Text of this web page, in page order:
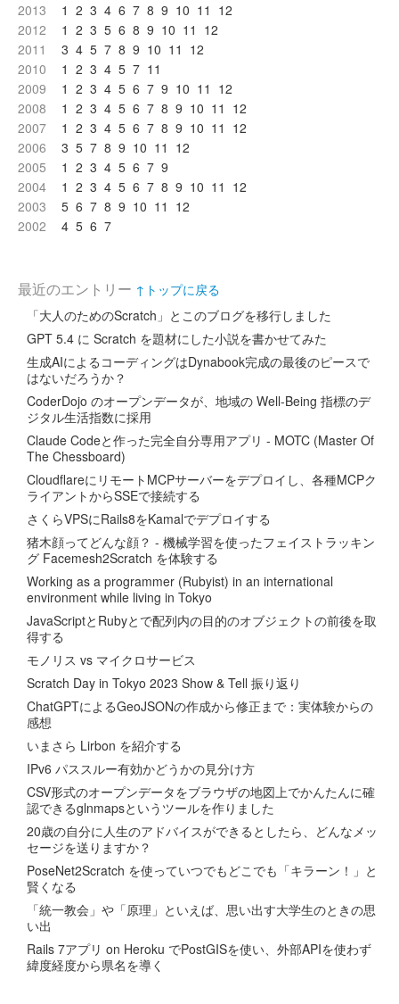
2013
1 2 3 4 6 7 8 9 10 11 12
2012
1 2 3 5 6 8 9 10 11 12
2011
3 4 5 7 8 9 10 11 12
2010
1 2 3 4 5 7 11
2009
1 2 3 4 5 6 7 9 10 11 12
2008
1 2 3 4 5 6 7 8 9 10 11 12
2007
1 2 3 4 5 6 7 8 9 10 11 12
2006
3 5 7 8 9 10 11 12
2005
1 2 3 4 5 6 7 9
2004
1 2 3 4 5 6 7 8 9 10 11 12
2003
5 6 7 8 9 10 11 12
2002
4 5 6 7
最近のエントリー ↑トップに戻る
「大人のためのScratch」とこのブログを移行しました
GPT 5.4 に Scratch を題材にした小説を書かせてみた
生成AIによるコーディングはDynabook完成の最後のピースで
はないだろうか？
CoderDojo のオープンデータが、地域の Well-Being 指標のデ
ジタル生活指数に採用
Claude Codeと作った完全自分専用アプリ - MOTC (Master Of
The Chessboard)
CloudflareにリモートMCPサーバーをデプロイし、各種MCPク
ライアントからSSEで接続する
さくらVPSにRails8をKamalでデプロイする
猪木顔ってどんな顔？ - 機械学習を使ったフェイストラッキン
グ Facemesh2Scratch を体験する
Working as a programmer (Rubyist) in an international
environment while living in Tokyo
JavaScriptとRubyとで配列内の目的のオブジェクトの前後を取
得する
モノリス vs マイクロサービス
Scratch Day in Tokyo 2023 Show & Tell 振り返り
ChatGPTによるGeoJSONの作成から修正まで：実体験からの
感想
いまさら Lirbon を紹介する
IPv6 パススルー有効かどうかの見分け方
CSV形式のオープンデータをブラウザの地図上でかんたんに確
認できるglnmapsというツールを作りました
20歳の自分に人生のアドバイスができるとしたら、どんなメッ
セージを送りますか？
PoseNet2Scratch を使っていつでもどこでも「キラーン！」と
賢くなる
「統一教会」や「原理」といえば、思い出す大学生のときの思
い出
Rails 7アプリ on Heroku でPostGISを使い、外部APIを使わず
緯度経度から県名を導く